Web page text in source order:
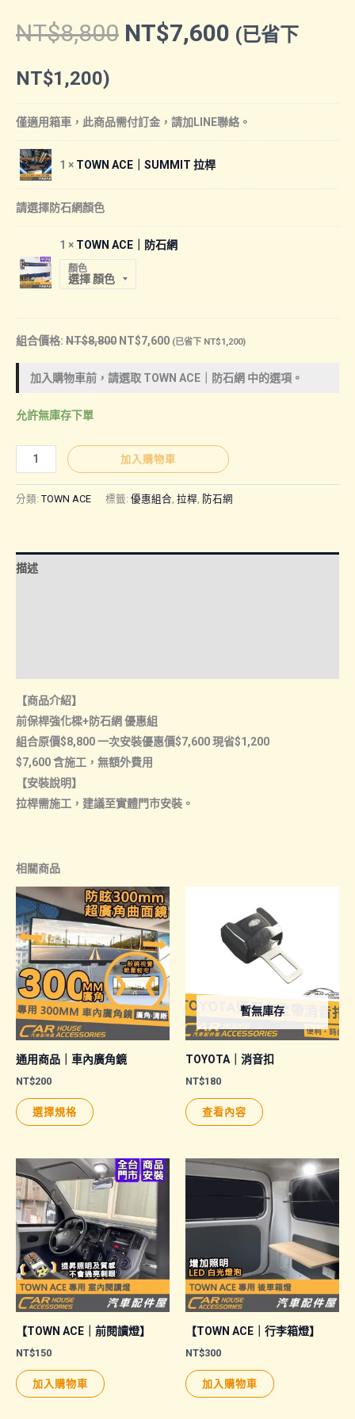
NT$8,800 NT$7,600 (已省下
NT$1,200)
僅適用箱車，此商品需付訂金，請加LINE聯絡。
1 × TOWN ACE｜SUMMIT 拉桿
請選擇防石網顏色
1 × TOWN ACE｜防石網
顏色
組合價格: NT$8,800 NT$7,600 (已省下 NT$1,200)
加入購物車前，請選取 TOWN ACE｜防石網 中的選項。
允許無庫存下單
【TOWN
ACE
｜
桿
強
網
優
惠
組
合】
數
量
加入購物車
分類: TOWN ACE 標籤: 優惠組合 拉桿 防石網
描述
【商品介紹】
前保桿強化樑+防石網 優惠組
組合原價$8,800 一次安裝優惠價$7,600 現省$1,200
$7,600 含施工，無額外費用
【安裝說明】
拉桿需施工，建議至實體門市安裝。
相關商品
通用商品｜車內廣角鏡
NT$200
選擇規格
有
多
款
式。
可
在
品
面
選
暫無庫存
TOYOTA｜消音扣
NT$180
查看內容
【TOWN ACE｜前閱讀燈】
NT$150
加入購物車
【TOWN ACE｜行李箱燈】
NT$300
加入購物車